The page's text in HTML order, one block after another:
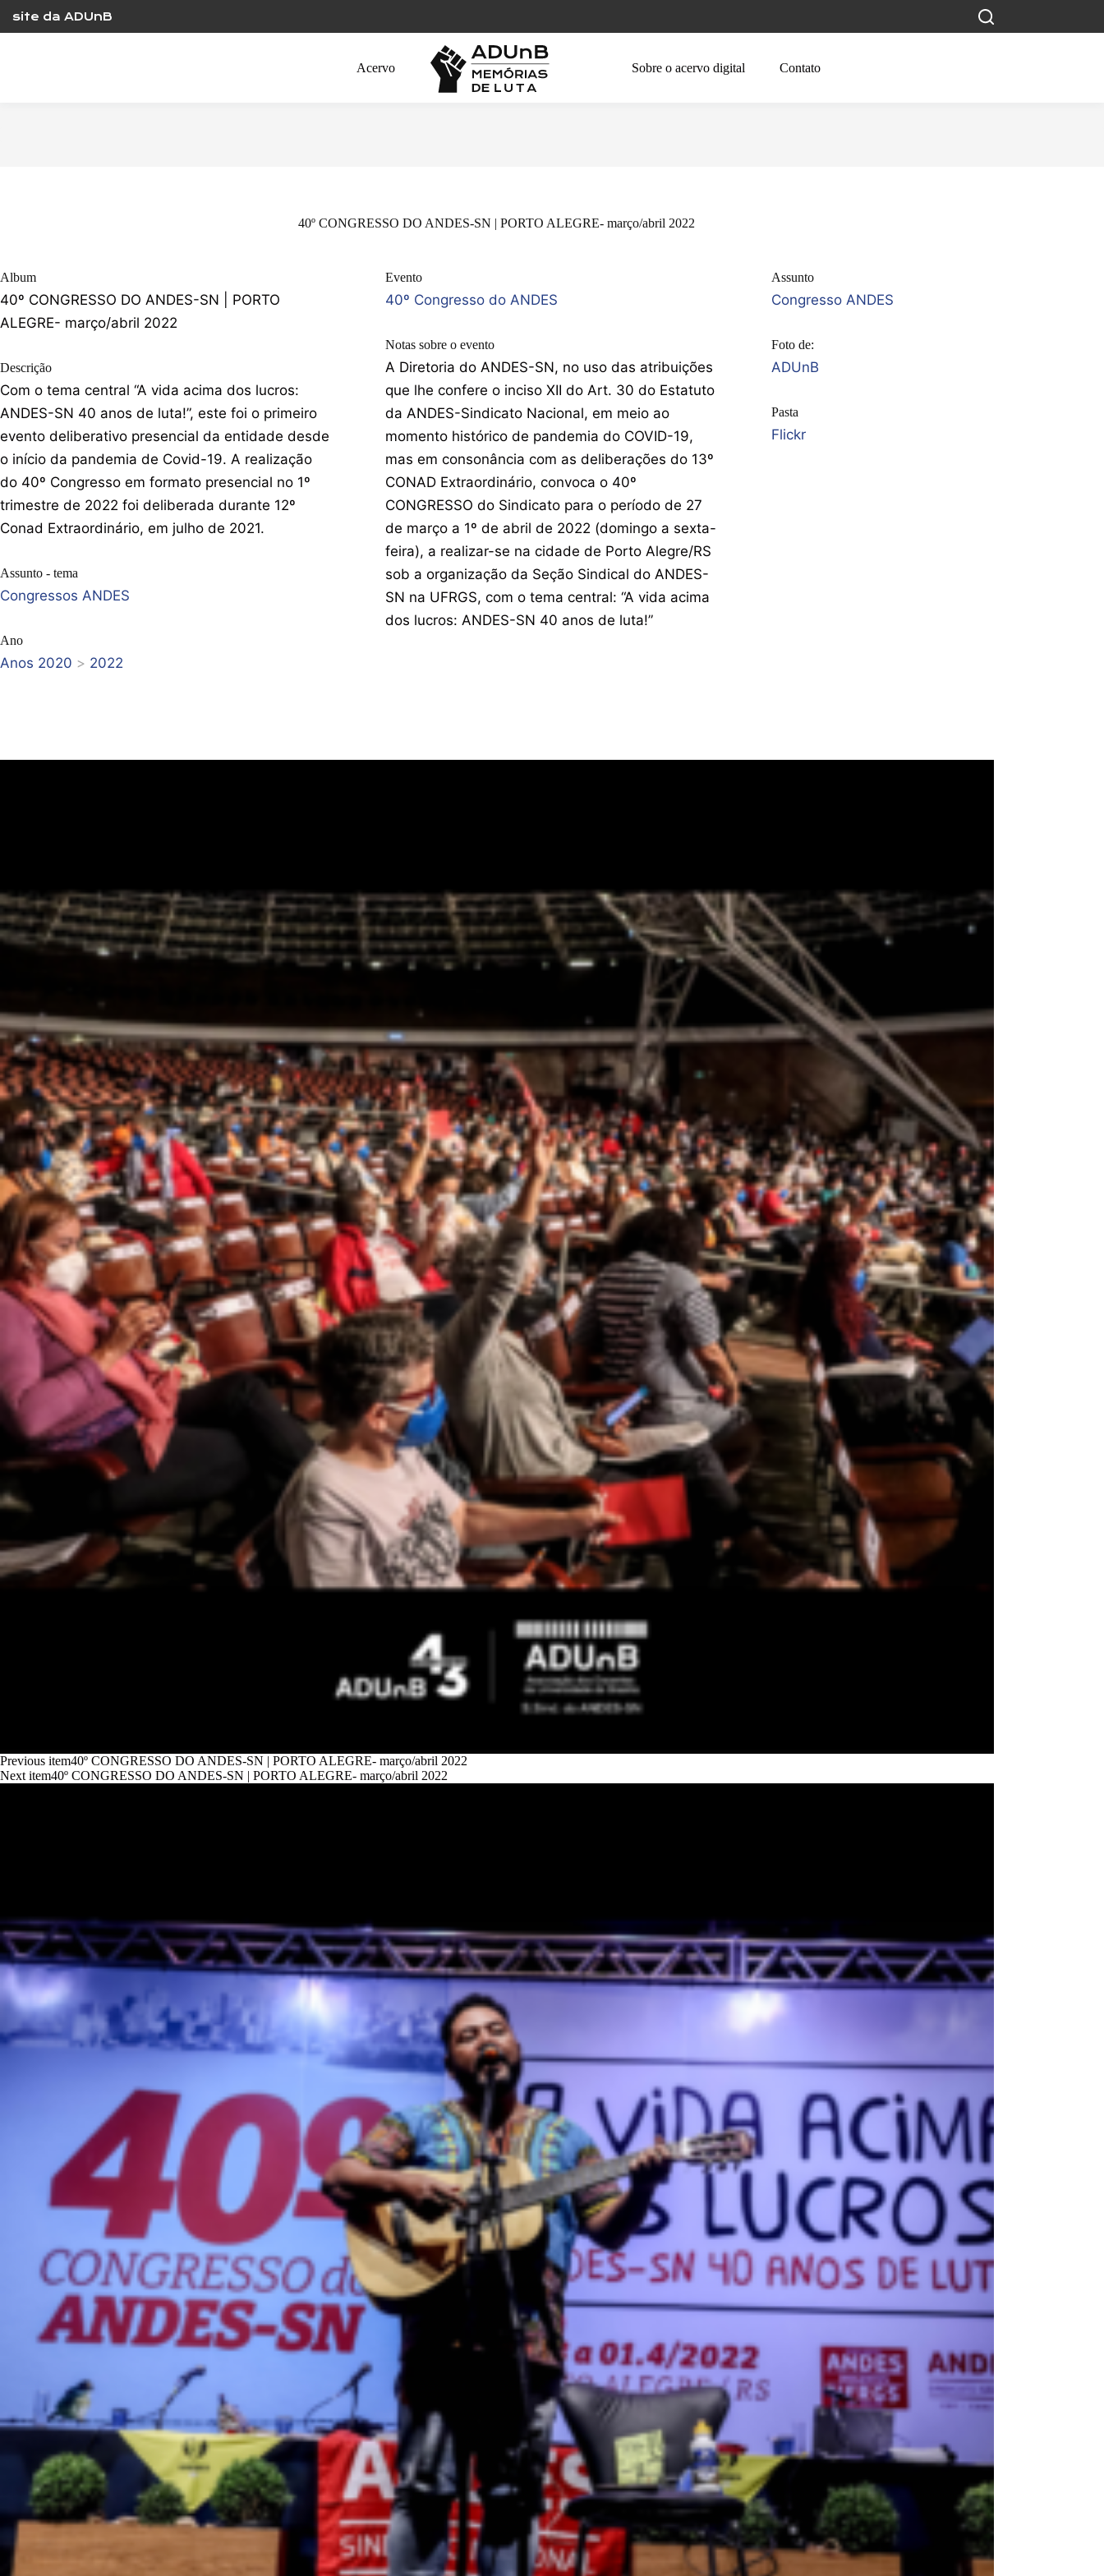
content
site da ADUnB
Acervo Sobre o acervo digital Contato
40º CONGRESSO DO ANDES-SN | PORTO ALEGRE- março/abril 2022
Album
40º CONGRESSO DO ANDES-SN | PORTO
ALEGRE- março/abril 2022
Descrição
Com o tema central “A vida acima dos lucros:
ANDES-SN 40 anos de luta!”, este foi o primeiro
evento deliberativo presencial da entidade desde
o início da pandemia de Covid-19. A realização
do 40º Congresso em formato presencial no 1º
trimestre de 2022 foi deliberada durante 12º
Conad Extraordinário, em julho de 2021.
Assunto - tema
Congressos ANDES
Ano
Anos 2020 > 2022
Evento
40º Congresso do ANDES
Notas sobre o evento
A Diretoria do ANDES-SN, no uso das atribuições
que lhe confere o inciso XII do Art. 30 do Estatuto
da ANDES-Sindicato Nacional, em meio ao
momento histórico de pandemia do COVID-19,
mas em consonância com as deliberações do 13º
CONAD Extraordinário, convoca o 40º
CONGRESSO do Sindicato para o período de 27
de março a 1º de abril de 2022 (domingo a sexta-
feira), a realizar-se na cidade de Porto Alegre/RS
sob a organização da Seção Sindical do ANDES-
SN na UFRGS, com o tema central: “A vida acima
dos lucros: ANDES-SN 40 anos de luta!”
Assunto
Congresso ANDES
Foto de:
ADUnB
Pasta
Flickr
Previous item40º CONGRESSO DO ANDES-SN | PORTO ALEGRE- março/abril 2022
Next item40º CONGRESSO DO ANDES-SN | PORTO ALEGRE- março/abril 2022